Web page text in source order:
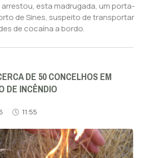
arrestou, esta madrugada, um porta-
de Sines, suspeito de transportar
de cocaína a bordo.
DE 50 CONCELHOS EM
DE INCÊNDIO
11:55